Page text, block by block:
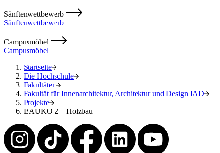
Sänftenwettbewerb
Sänftenwettbewerb
Campusmöbel
Campusmöbel
Startseite
Die Hochschule
Fakultäten
Fakultät für Innenarchitektur, Architektur und Design IAD
Projekte
BAUKO 2 – Holzbau